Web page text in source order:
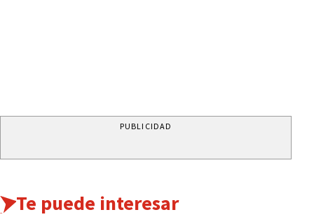
PUBLICIDAD
Te puede interesar